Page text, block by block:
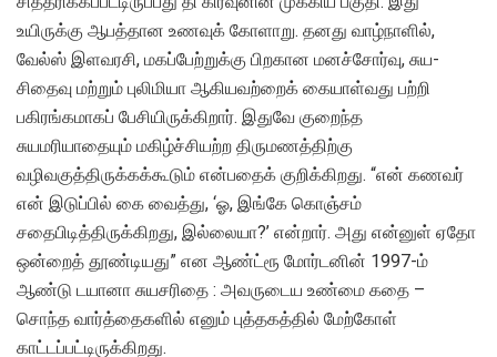
உயிருக்கு ஆபத்தான உணவுக் கோளாறு. தனது வாழ்நாளில்,
வேல்ஸ் இளவரசி, மகப்பேற்றுக்கு பிறகான மனச்சோர்வு, சுய-
சிதைவு மற்றும் புலிமியா ஆகியவற்றைக் கையாள்வது பற்றி
பகிரங்கமாகப் பேசியிருக்கிறார். இதுவே குறைந்த
சுயமரியாதையும் மகிழ்ச்சியற்ற திருமணத்திற்கு
வழிவகுத்திருக்கக்கூடும் என்பதைக் குறிக்கிறது. “என் கணவர்
என் இடுப்பில் கை வைத்து, ‘ஓ, இங்கே கொஞ்சம்
சதைபிடித்திருக்கிறது, இல்லையா?’ என்றார். அது என்னுள் ஏதோ
ஒன்றைத் தூண்டியது” என ஆண்ட்ரூ மோர்டனின் 1997-ம்
ஆண்டு டயானா சுயசரிதை : அவருடைய உண்மை கதை –
சொந்த வார்த்தைகளில் எனும் புத்தகத்தில் மேற்கோள்
காட்டப்பட்டிருக்கிறது.